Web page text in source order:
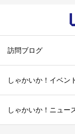
訪問ブログ
しゃかいか！イベン
しゃかいか！ニュー